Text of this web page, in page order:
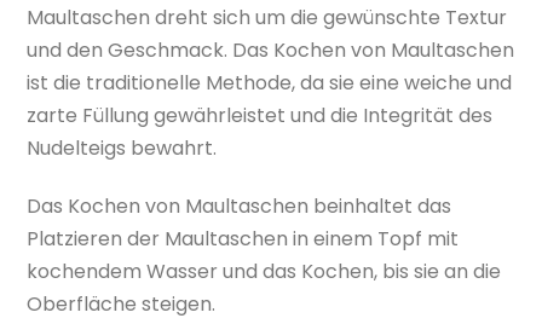
Maultaschen dreht sich um die gewünschte Textur
und den Geschmack. Das Kochen von Maultaschen
ist die traditionelle Methode, da sie eine weiche und
zarte Füllung gewährleistet und die Integrität des
Nudelteigs bewahrt.
Das Kochen von Maultaschen beinhaltet das
Platzieren der Maultaschen in einem Topf mit
kochendem Wasser und das Kochen, bis sie an die
Oberfläche steigen.